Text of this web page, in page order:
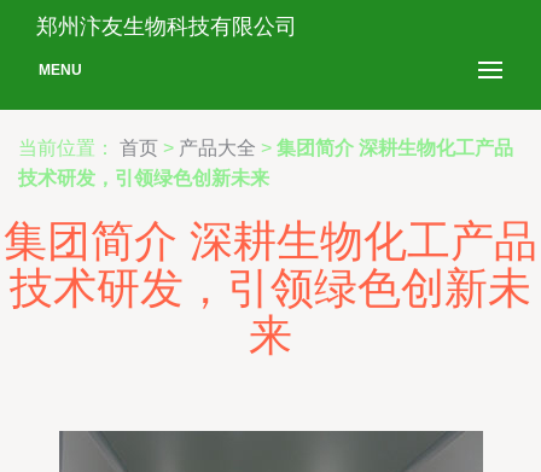
郑州汴友生物科技有限公司
MENU
当前位置： 首页 > 产品大全 > 集团简介 深耕生物化工产品
技术研发，引领绿色创新未来
集团简介 深耕生物化工产品
技术研发，引领绿色创新未
来